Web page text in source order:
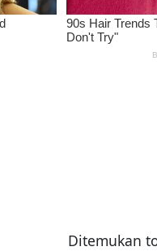
Ditemukan